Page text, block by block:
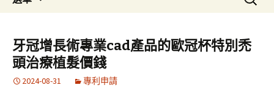
容
區
尋
鍵
字:
牙冠增長術專業cad產品的歐冠杯特別禿
頭治療植髮價錢
2024-08-31 專利申請